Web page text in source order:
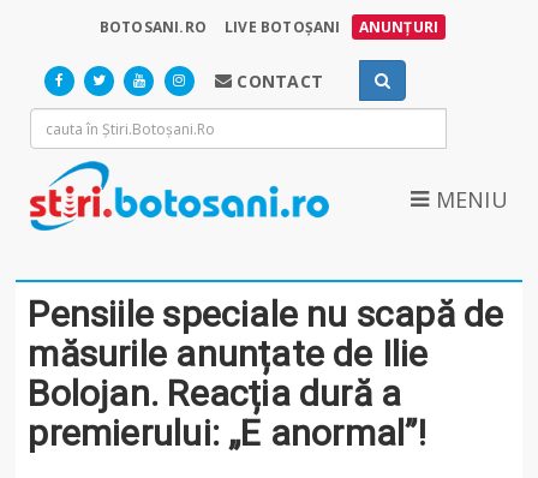
BOTOSANI.RO LIVE BOTOȘANI ANUNȚURI
CONTACT
MENIU
Pensiile speciale nu scapă de
măsurile anunțate de Ilie
Bolojan. Reacția dură a
premierului: „E anormal”!